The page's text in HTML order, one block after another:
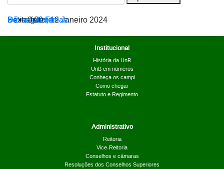
< Dia anterior
Sexta-feira, 12 Janeiro 2024
Dia seguinte >
0:00Férias.
Institucional
História da UnB
UnB em números
Conheça os campi
Como chegar
Estatuto e Regimento
Administrativo
Reitoria
Vice-Reitoria
Conselhos e câmaras
Resoluções dos Conselhos Superiores